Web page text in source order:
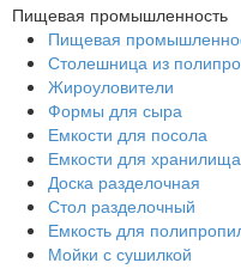
Пищевая промышленность
Пищевая
Столешница из
Жироуловители
Формы для сыра
Емкости для посола
Емкости для
Доска разделочная
Стол разделочный
Емкость для
Мойки с сушилкой